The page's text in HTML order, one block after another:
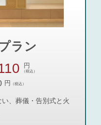
ラン
円
（税込）
円 （税込）
、葬儀・告別式と火